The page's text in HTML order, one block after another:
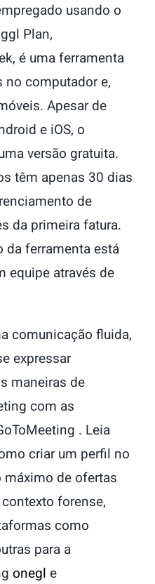
usando o
Plan,
é uma ferramenta
no computador e,
Apesar de
e iOS, o
versão gratuita.
têm apenas 30 dias
de
da primeira fatura.
ferramenta está
equipe através de
comunicação fluida,
expressar
maneiras de
com as
. Leia
criar um perfil no
máximo de ofertas
forense,
como
para a
onegl e